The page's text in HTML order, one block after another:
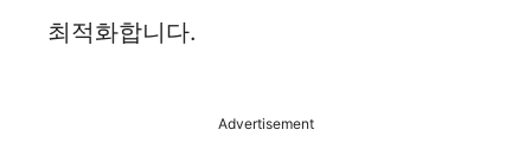
최적화합니다.
Advertisement